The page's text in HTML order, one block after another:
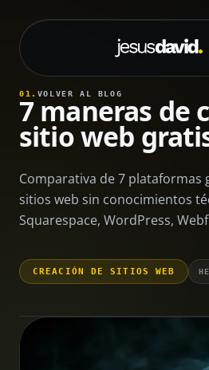
01. VOLVER AL BLOG
7 maneras de
sitio web
Comparativa de 7 plataformas
sitios web sin conocimientos
Squarespace, WordPress,
CREACIÓN DE SITIOS WEB